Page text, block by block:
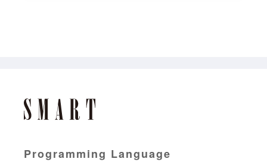
Programming Language